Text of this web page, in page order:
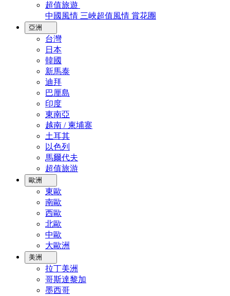
超值旅遊
中國風情 三峽超值風情 賞花團
亞洲
台灣
日本
韓國
新馬泰
迪拜
巴厘島
印度
東南亞
越南 / 柬埔寨
土耳其
以色列
馬爾代夫
超值旅游
歐洲
東歐
南歐
西歐
北歐
中歐
大歐洲
美洲
拉丁美洲
哥斯達黎加
墨西哥